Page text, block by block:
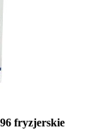
fryzjerskie